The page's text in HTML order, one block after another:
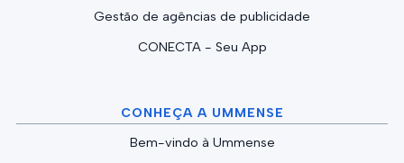
Gestão de agências de publicidade
CONECTA - Seu App
CONHEÇA A UMMENSE
Bem-vindo à Ummense